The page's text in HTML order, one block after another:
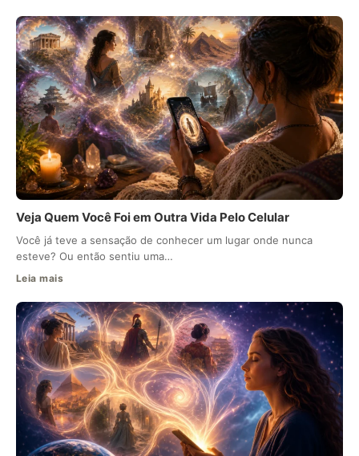
Veja Quem Você Foi em Outra Vida Pelo Celular
Você já teve a sensação de conhecer um lugar onde nunca
esteve? Ou então sentiu uma…
Leia mais